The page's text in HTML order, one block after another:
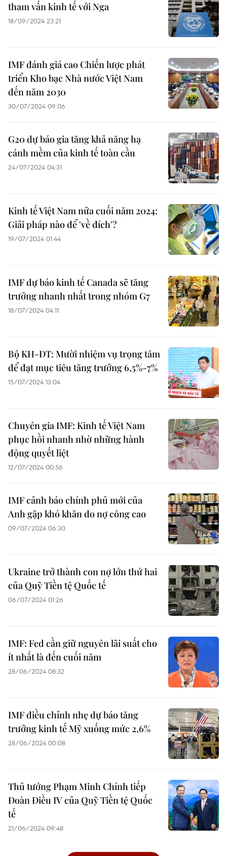
tham vấn kinh tế với Nga
18/09/2024 23:21
IMF đánh giá cao Chiến lược phát
triển Kho bạc Nhà nước Việt Nam
đến năm 2030
30/07/2024 09:06
G20 dự báo gia tăng khả năng hạ
cánh mềm của kinh tế toàn cầu
24/07/2024 04:31
Kinh tế Việt Nam nửa cuối năm 2024:
Giải pháp nào để 'về đích'?
19/07/2024 01:44
IMF dự báo kinh tế Canada sẽ tăng
trưởng nhanh nhất trong nhóm G7
18/07/2024 04:11
Bộ KH-ĐT: Mười nhiệm vụ trọng tâm
để đạt mục tiêu tăng trưởng 6,5%-7%
15/07/2024 13:04
Chuyên gia IMF: Kinh tế Việt Nam
phục hồi nhanh nhờ những hành
động quyết liệt
12/07/2024 00:56
IMF cảnh báo chính phủ mới của
Anh gặp khó khăn do nợ công cao
09/07/2024 06:30
Ukraine trở thành con nợ lớn thứ hai
của Quỹ Tiền tệ Quốc tế
06/07/2024 01:26
IMF: Fed cần giữ nguyên lãi suất cho
ít nhất là đến cuối năm
28/06/2024 08:32
IMF điều chỉnh nhẹ dự báo tăng
trưởng kinh tế Mỹ xuống mức 2,6%
28/06/2024 00:08
Thủ tướng Phạm Minh Chính tiếp
Đoàn Điều IV của Quỹ Tiền tệ Quốc
tế
21/06/2024 09:48